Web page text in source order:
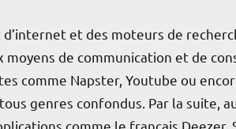
et des moteurs de
de communication et de
comme Napster, Youtube ou
genres confondus. Par la suite,
comme le français